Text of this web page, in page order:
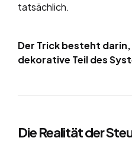
tatsächlich.
Der Trick besteht
dekorative Teil des
Die Realität der